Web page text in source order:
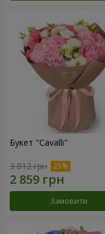
Букет "Cаvalli"
3 812 грн
Замовити